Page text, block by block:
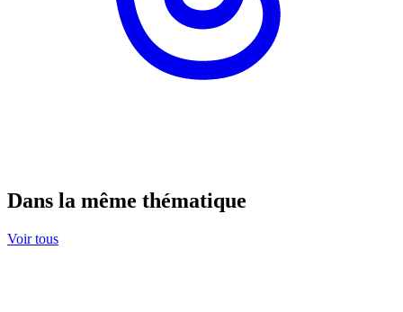
Dans la même thématique
Voir tous